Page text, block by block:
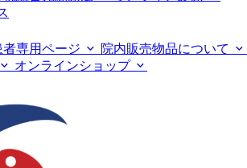
者専用ページ
院内販売物品について
オンラインショップ